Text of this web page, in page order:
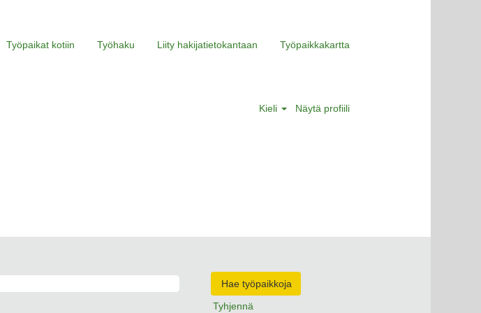
Työpaikat kotiin Työhaku Liity hakijatietokantaan Työpaikkakartta
Kieli Näytä profiili
Tyhjennä